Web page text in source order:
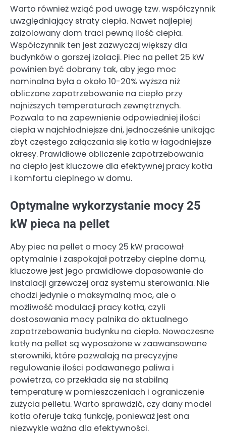
Warto również wziąć pod uwagę tzw. współczynnik
uwzględniający straty ciepła. Nawet najlepiej
zaizolowany dom traci pewną ilość ciepła.
Współczynnik ten jest zazwyczaj większy dla
budynków o gorszej izolacji. Piec na pellet 25 kW
powinien być dobrany tak, aby jego moc
nominalna była o około 10-20% wyższa niż
obliczone zapotrzebowanie na ciepło przy
najniższych temperaturach zewnętrznych.
Pozwala to na zapewnienie odpowiedniej ilości
ciepła w najchłodniejsze dni, jednocześnie unikając
zbyt częstego załączania się kotła w łagodniejsze
okresy. Prawidłowe obliczenie zapotrzebowania
na ciepło jest kluczowe dla efektywnej pracy kotła
i komfortu cieplnego w domu.
Optymalne wykorzystanie mocy 25
kW pieca na pellet
Aby piec na pellet o mocy 25 kW pracował
optymalnie i zaspokajał potrzeby cieplne domu,
kluczowe jest jego prawidłowe dopasowanie do
instalacji grzewczej oraz systemu sterowania. Nie
chodzi jedynie o maksymalną moc, ale o
możliwość modulacji pracy kotła, czyli
dostosowania mocy palnika do aktualnego
zapotrzebowania budynku na ciepło. Nowoczesne
kotły na pellet są wyposażone w zaawansowane
sterowniki, które pozwalają na precyzyjne
regulowanie ilości podawanego paliwa i
powietrza, co przekłada się na stabilną
temperaturę w pomieszczeniach i ograniczenie
zużycia pelletu. Warto sprawdzić, czy dany model
kotła oferuje taką funkcję, ponieważ jest ona
niezwykle ważna dla efektywności.